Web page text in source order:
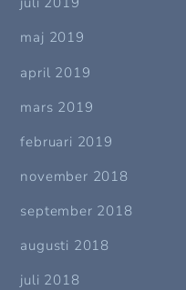
maj 2019
april 2019
mars 2019
februari 2019
november 2018
september 2018
augusti 2018
juli 2018